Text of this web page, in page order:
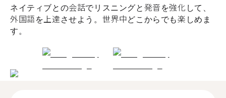
ネイティブとの会話でリスニングと発音を強化して、
外国語を上達させよう。世界中どこからでも楽しめま
す。